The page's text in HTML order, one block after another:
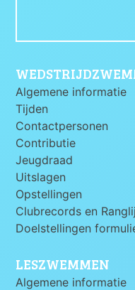
Algemene informatie
Tijden
Contactpersonen
Contributie
Jeugdraad
Uitslagen
Opstellingen
Clubrecords en
Doelstellingen
LESZWEMMEN
Algemene informatie